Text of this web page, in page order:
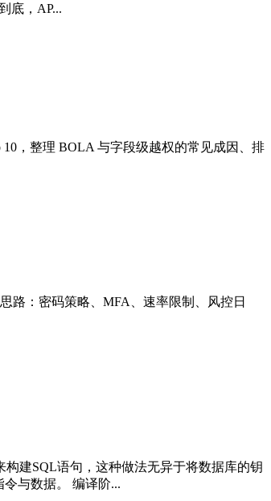
底，AP...
，整理 BOLA 与字段级越权的常见成因、排
路：密码策略、MFA、速率限制、风控日
构建SQL语句，这种做法无异于将数据库的钥
与数据。 编译阶...